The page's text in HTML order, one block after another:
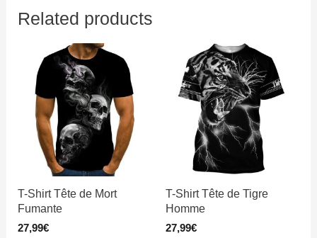
Related products
T-Shirt Tête de Mort
Fumante
27,99€
T-Shirt Tête de Tigre
Homme
27,99€